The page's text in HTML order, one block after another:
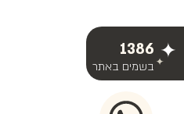
1386
בשמים באתר